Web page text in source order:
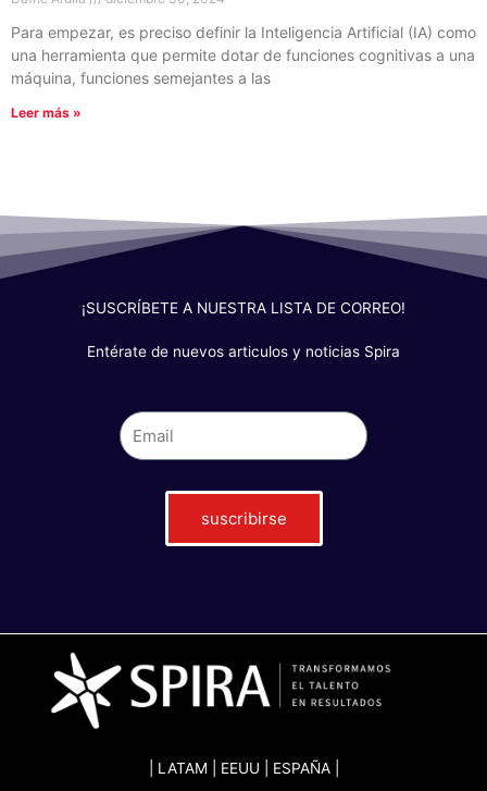
Para empezar, es preciso definir la Inteligencia Artificial (IA) como
una herramienta que permite dotar de funciones cognitivas a una
máquina, funciones semejantes a las
Leer más »
¡SUSCRÍBETE A NUESTRA LISTA DE CORREO!
Entérate de nuevos articulos y noticias Spira
suscribirse
| LATAM | EEUU | ESPAÑA |